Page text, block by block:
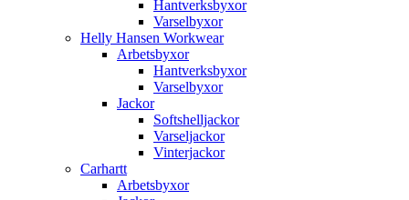
Hantverksbyxor
Varselbyxor
Helly Hansen Workwear
Arbetsbyxor
Hantverksbyxor
Varselbyxor
Jackor
Softshelljackor
Varseljackor
Vinterjackor
Carhartt
Arbetsbyxor